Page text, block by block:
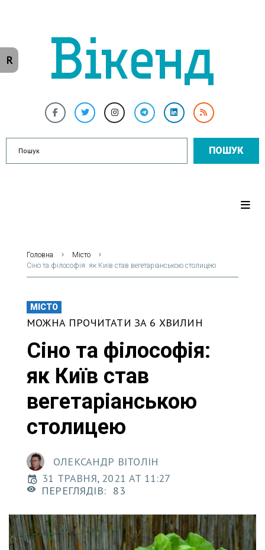
ПОШУК
Головна
Місто
Сіно та філософія: як Київ став вегетаріанською столицею
МІСТО
МОЖНА ПРОЧИТАТИ ЗА 6 ХВИЛИН
Сіно та філософія:
як Київ став
вегетаріанською
столицею
ОЛЕКСАНДР ВІТОЛІН
31 ТРАВНЯ, 2021 AT 11:27
ПЕРЕГЛЯДІВ: 83
R